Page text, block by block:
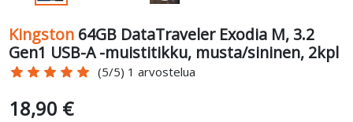
Kingston 64GB DataTraveler Exodia M, 3.2
Gen1 USB-A -muistitikku, musta/sininen, 2kpl
star star star star star (5/5) 1 arvostelua
18,90 €